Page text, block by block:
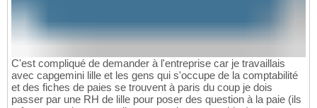
C'est compliqué de demander à l'entreprise car je travaillais
avec capgemini lille et les gens qui s'occupe de la comptabilité
et des fiches de paies se trouvent à paris du coup je dois
passer par une RH de lille pour poser des question à la paie (ils